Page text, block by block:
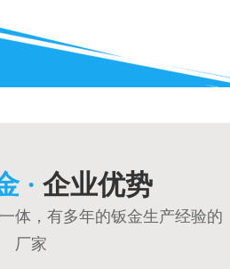
· 企业优势
体，有多年的钣金生产经验的
厂家